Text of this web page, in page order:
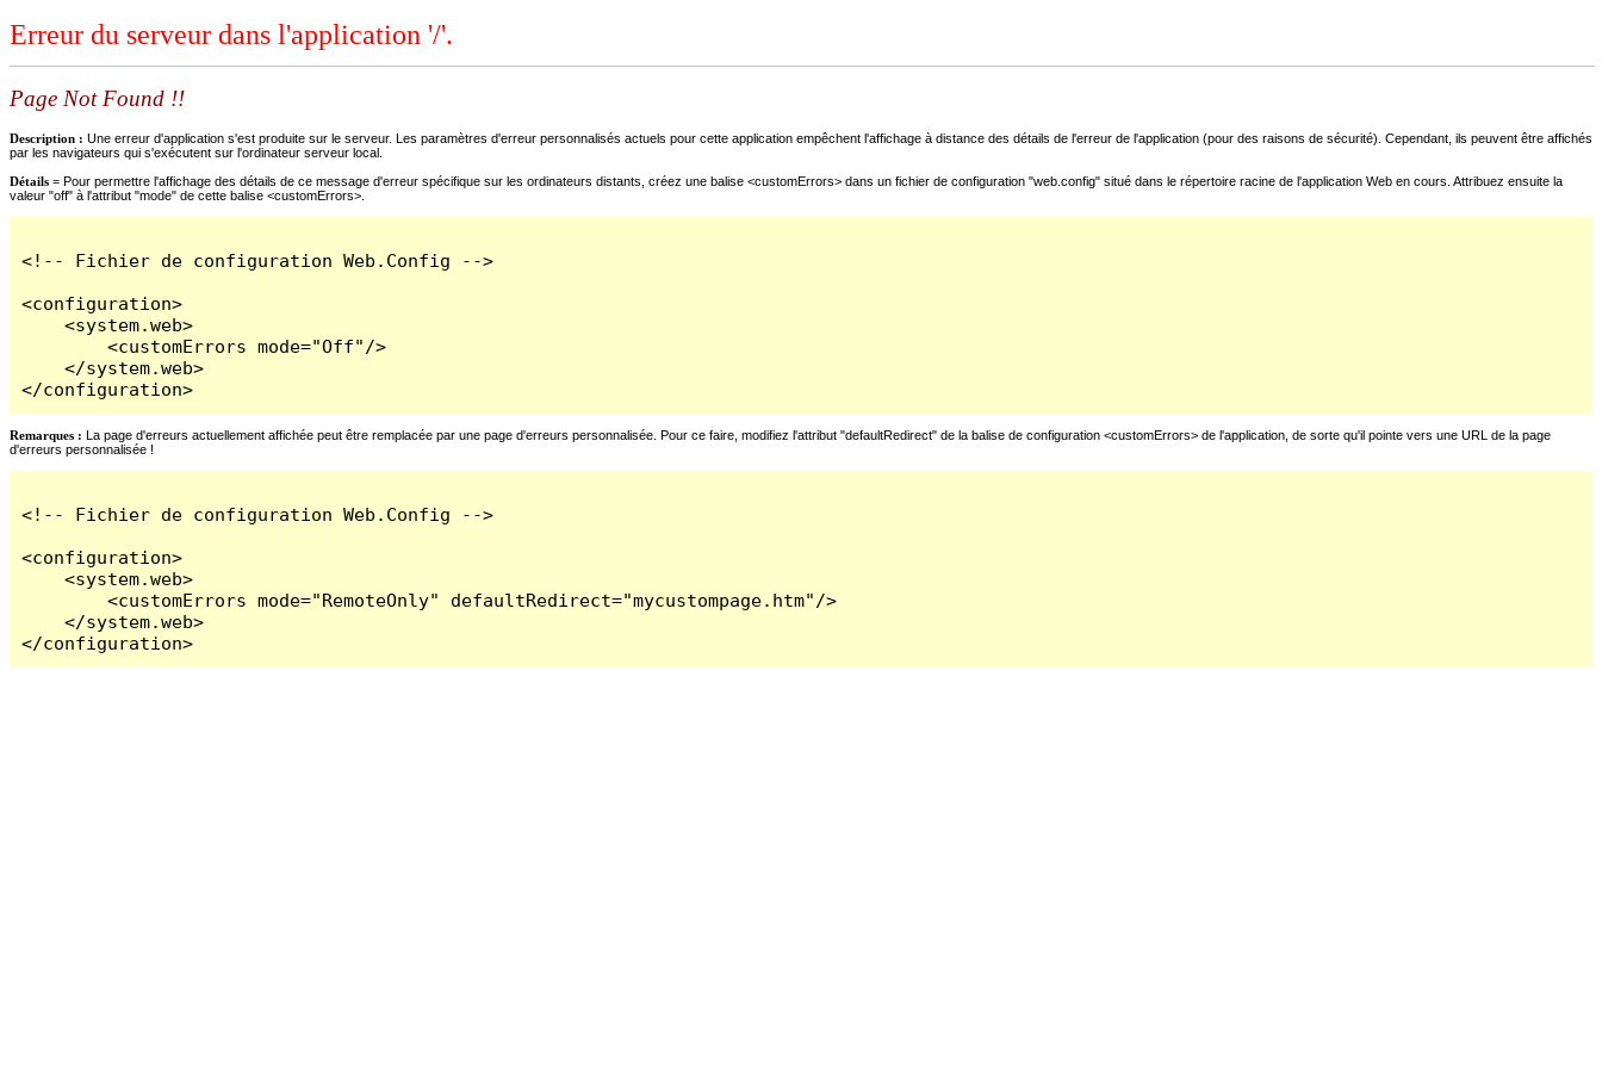
Erreur du serveur dans l'application '/'.
Page Not Found !!
Description : Une erreur d'application s'est produite sur le serveur. Les paramètres d'erreur personnalisés actuels pour cette application empêchent l'affichage à distance des détails de l'erreur de l'application (pour des raisons de sécurité). Cependant, ils peuvent être affichés
par les navigateurs qui s'exécutent sur l'ordinateur serveur local.
Détails = Pour permettre l'affichage des détails de ce message d'erreur spécifique sur les ordinateurs distants, créez une balise <customErrors> dans un fichier de configuration "web.config" situé dans le répertoire racine de l'application Web en cours. Attribuez ensuite la
valeur "off" à l'attribut "mode" de cette balise <customErrors>.
<!-- Fichier de configuration Web.Config -->
<configuration>
    <system.web>
        <customErrors mode="Off"/>
    </system.web>
</configuration>
Remarques : La page d'erreurs actuellement affichée peut être remplacée par une page d'erreurs personnalisée. Pour ce faire, modifiez l'attribut "defaultRedirect" de la balise de configuration <customErrors> de l'application, de sorte qu'il pointe vers une URL de la page
d'erreurs personnalisée !
<!-- Fichier de configuration Web.Config -->
<configuration>
    <system.web>
        <customErrors mode="RemoteOnly" defaultRedirect="mycustompage.htm"/>
    </system.web>
</configuration>